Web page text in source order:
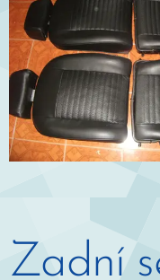
Zadní